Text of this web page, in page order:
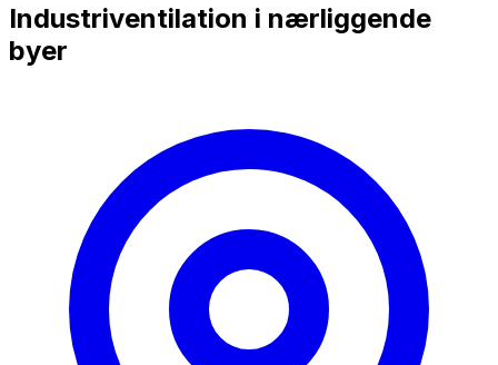
Industriventilation i nærliggende
byer